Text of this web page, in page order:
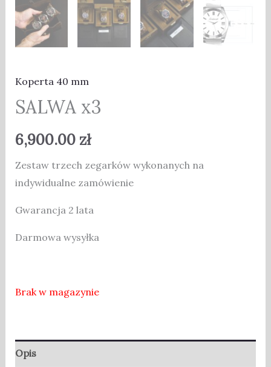
Koperta 40 mm
SALWA x3
6,900.00 zł
Zestaw trzech zegarków wykonanych na
indywidualne zamówienie
Gwarancja 2 lata
Darmowa wysyłka
Brak w magazynie
Opis